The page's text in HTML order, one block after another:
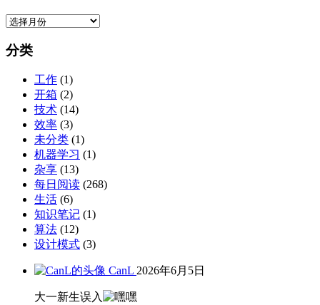
归
分类
工作 (1)
开箱 (2)
技术 (14)
效率 (3)
未分类 (1)
机器学习 (1)
杂享 (13)
每日阅读 (268)
生活 (6)
知识笔记 (1)
算法 (12)
设计模式 (3)
CanL 2026年6月5日
大一新生误入